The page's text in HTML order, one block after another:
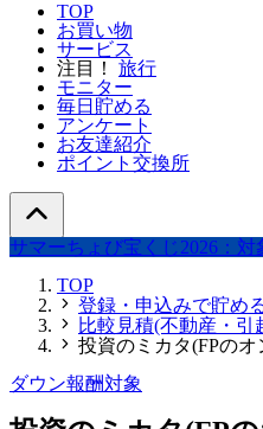
TOP
お買い物
サービス
注目！
旅行
モニター
毎日貯める
アンケート
お友達紹介
ポイント交換所
サマーちょび宝くじ2026：対
TOP
登録・申込みで貯め
比較見積(不動産・引
投資のミカタ(FPの
ダウン報酬対象